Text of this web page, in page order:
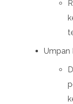
Umpan